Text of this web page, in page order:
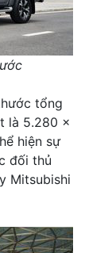
tổng
là 5.280 x
hiện sự
đối thủ
Mitsubishi